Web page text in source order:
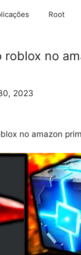
Root
no
2023
no amazon